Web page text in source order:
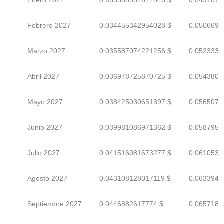
Febrero 2027 0.034455342954028 $
Marzo 2027 0.035587074221256 $
Abril 2027 0.036978725870725 $
Mayo 2027 0.038425030651397 $
Junio 2027 0.039981086971362 $
Julio 2027 0.041516081673277 $
Agosto 2027 0.043108128017119 $
Septiembre 2027 0.0446882617774 $